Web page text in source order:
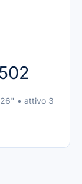
• attivo 3